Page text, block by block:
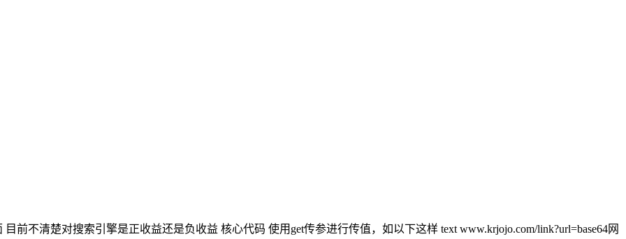
前不清楚对搜索引擎是正收益还是负收益 核心代码 使用get传参进行传值，如以下这样 text www.krjojo.com/link?url=base64网